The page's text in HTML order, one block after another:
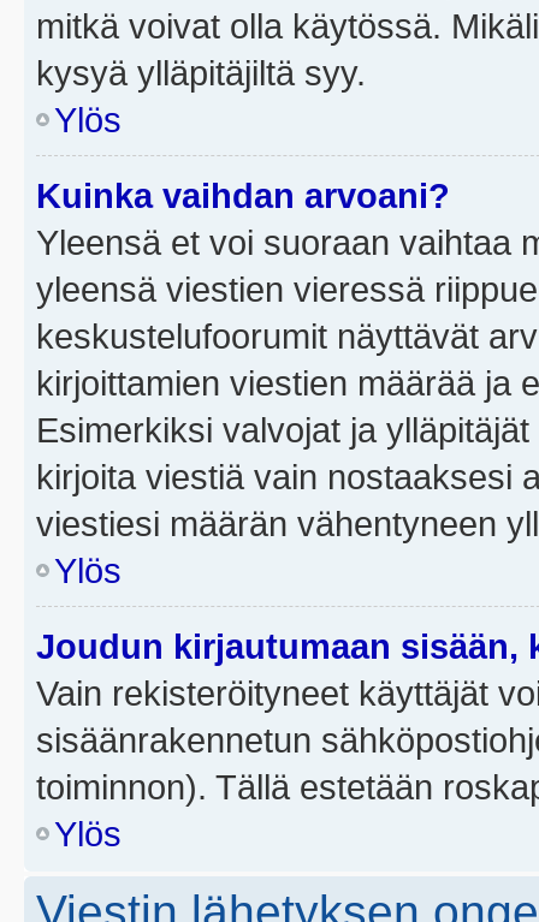
mitkä voivat olla käytössä.
kysyä ylläpitäjiltä syy.
Ylös
Kuinka vaihdan arvoani?
Yleensä et voi suoraan vaihtaa
yleensä viestien vieressä
keskustelufoorumit näyttävät
kirjoittamien viestien määrää ja
Esimerkiksi valvojat ja
kirjoita viestiä vain nostaaksesi
viestiesi määrän vähentyneen
Ylös
Joudun kirjautumaan sisään,
Vain rekisteröityneet käyttäjät
sisäänrakennetun
toiminnon). Tällä estetään
Ylös